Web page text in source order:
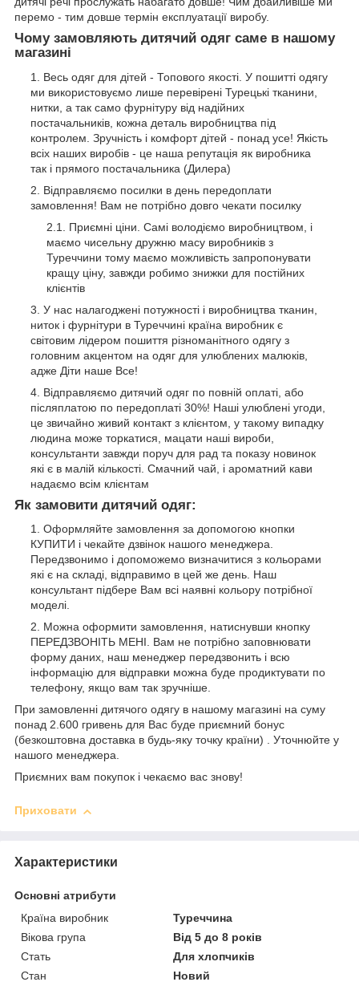
перемо - тим довше термін експлуатації виробу.
Чому замовляють дитячий одяг саме в нашому
магазині
Весь одяг для дітей - Топового якості. У пошитті одягу
ми використовуємо лише перевірені Турецькі тканини,
нитки, а так само фурнітуру від надійних
постачальників, кожна деталь виробництва під
контролем. Зручність і комфорт дітей - понад усе! Якість
всіх наших виробів - це наша репутація як виробника
так і прямого постачальника (Дилера)
Відправляємо посилки в день передоплати
замовлення! Вам не потрібно довго чекати посилку
Приємні ціни. Самі володіємо виробництвом, і
маємо чисельну дружню масу виробників з
Туреччини тому маємо можливість запропонувати
кращу ціну, завжди робимо знижки для постійних
клієнтів
У нас налагоджені потужності і виробництва тканин,
ниток і фурнітури в Туреччині країна виробник є
світовим лідером пошиття різноманітного одягу з
головним акцентом на одяг для улюблених малюків,
адже Діти наше Все!
Відправляємо дитячий одяг по повній оплаті, або
післяплатою по передоплаті 30%! Наші улюблені угоди,
це звичайно живий контакт з клієнтом, у такому випадку
людина може торкатися, мацати наші вироби,
консультанти завжди поруч для рад та показу новинок
які є в малій кількості. Смачний чай, і ароматний кави
надаємо всім клієнтам
Як замовити дитячий одяг:
Оформляйте замовлення за допомогою кнопки
КУПИТИ і чекайте дзвінок нашого менеджера.
Передзвонимо і допоможемо визначитися з кольорами
які є на складі, відправимо в цей же день. Наш
консультант підбере Вам всі наявні кольору потрібної
моделі.
Можна оформити замовлення, натиснувши кнопку
ПЕРЕДЗВОНІТЬ МЕНІ. Вам не потрібно заповнювати
форму даних, наш менеджер передзвонить і всю
інформацію для відправки можна буде продиктувати по
телефону, якщо вам так зручніше.
При замовленні дитячого одягу в нашому магазині на суму
понад 2.600 гривень для Вас буде приємний бонус
(безкоштовна доставка в будь-яку точку країни) . Уточнюйте у
нашого менеджера.
Приємних вам покупок і чекаємо вас знову!
Приховати
Характеристики
Основні атрибути
Країна виробник
Туреччина
Вікова група
Від 5 до 8 років
Стать
Для хлопчиків
Стан
Новий